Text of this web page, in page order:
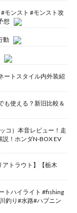
モンスト #モンスト攻
想
動
ートスタイル内外装紹
も使える？新旧比較＆
コ）本音レビュー！走
！ホンダN-BOX EV
アトラウト】【栃木
トハイライト #fishing
釣り#水路#ハプニン